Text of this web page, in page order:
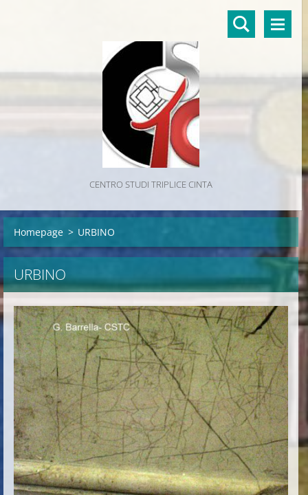
CENTRO STUDI TRIPLICE CINTA
Homepage > URBINO
URBINO